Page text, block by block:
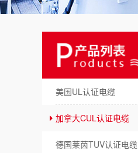
美国UL认证电缆
加拿大CUL认证电缆
德国莱茵TUV认证电缆